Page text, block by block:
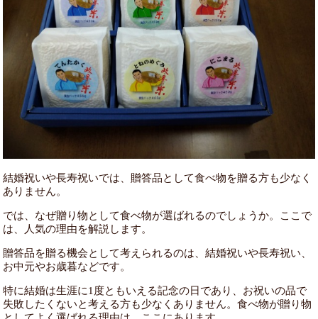
結婚祝いや長寿祝いでは、贈答品として食べ物を贈る方も少なく
ありません。
では、なぜ贈り物として食べ物が選ばれるのでしょうか。ここで
は、人気の理由を解説します。
贈答品を贈る機会として考えられるのは、結婚祝いや長寿祝い、
お中元やお歳暮などです。
特に結婚は生涯に1度ともいえる記念の日であり、お祝いの品で
失敗したくないと考える方も少なくありません。食べ物が贈り物